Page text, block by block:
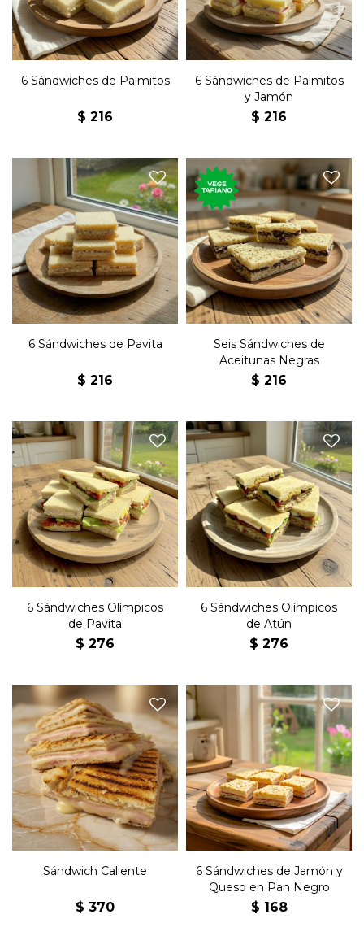
6 Sándwiches de Palmitos
$ 216
6 Sándwiches de Palmitos
y Jamón
$ 216
Seis sándwiches de copetín
con pollo y mayonesa en
pan blanco.
6 Sándwiches de Pavita
$ 216
Seis sándwiches de copetín
con aceitunas negras, queso
y mayonesa en pan negro.
Seis Sándwiches de
Aceitunas Negras
$ 216
Seis sándwiches de copetín
olímpicos de pavita con
pollo, lechuga, tomate,
huevo duro y mayonesa en
pan blanco.
6 Sándwiches Olímpicos
de Pavita
$ 276
Seis sándwiches de copetín
olímpicos con atún,
lechuga, tomate, huevo
duro y mayonesa en pan
blanco.
6 Sándwiches Olímpicos
de Atún
$ 276
Sándwich en pan blanco
con jamón, queso,
muzarella y manteca.
Listo para preparar.
Sándwich Caliente
$ 370
Seis sándwiches de copetín
con jamón, queso y
manteca en pan negro,
6 Sándwiches de Jamón y
Queso en Pan Negro
$ 168